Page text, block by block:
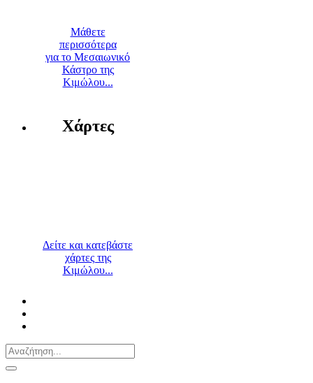
Μάθετε
περισσότερα
για το Μεσαιωνικό
Κάστρο της
Κιμώλου...
Χάρτες
Δείτε και κατεβάστε
χάρτες της
Κιμώλου...